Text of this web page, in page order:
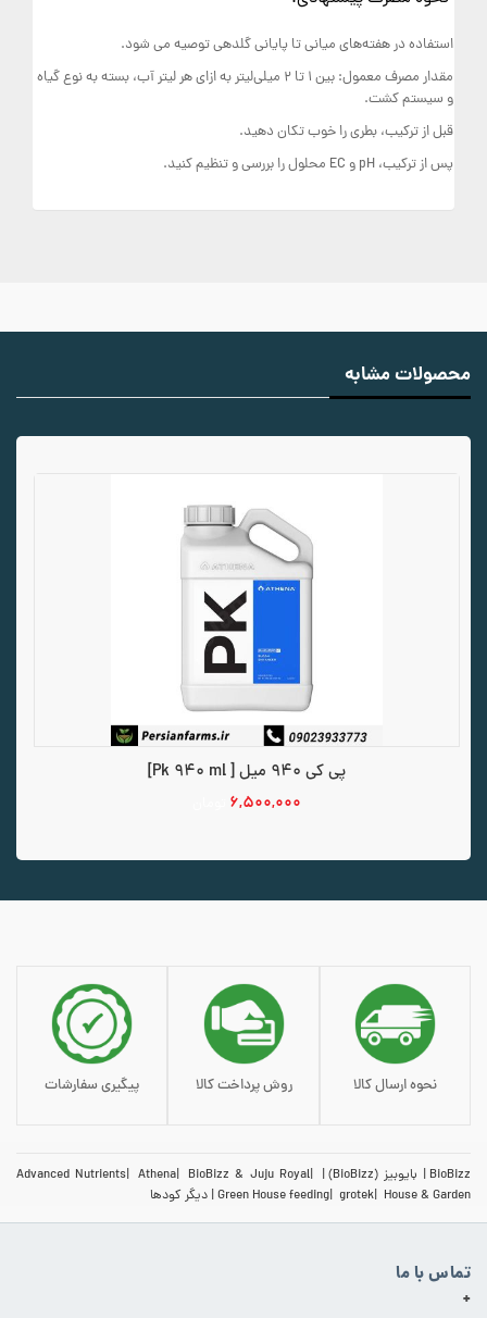
استفاده در هفته‌های میانی تا پایانی گلدهی توصیه می‌ شود.
مقدار مصرف معمول: بین 1 تا 2 میلی‌لیتر به ازای هر لیتر آب، بسته به نوع گیاه
و سیستم کشت.
قبل از ترکیب، بطری را خوب تکان دهید.
پس از ترکیب، pH و EC محلول را بررسی و تنظیم کنید.
محصولات مشابه
پی کی 940 میل [ Pk 940 ml]
۶,۵۰۰,۰۰۰
افزودن به سبد خرید
نحوه ارسال کالا روش پرداخت کالا پیگیری سفارشات
BioBizz بایوبیز (BioBizz) Advanced Nutrients Athena
BioBizz & Juju Royal
Green House feeding grotek House & Garden دیگر کودها
تماس با ما
+